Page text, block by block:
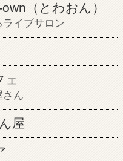
（とわおん）
イブサロン
ェ
さん
屋